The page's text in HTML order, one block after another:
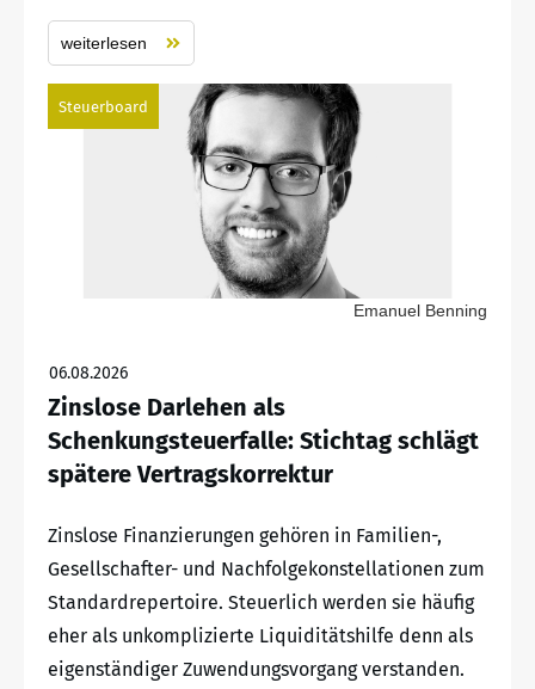
weiterlesen
Steuerboard
Emanuel Benning
06.08.2026
Zinslose Darlehen als
Schenkungsteuerfalle: Stichtag schlägt
spätere Vertragskorrektur
Zinslose Finanzierungen gehören in Familien-,
Gesellschafter- und Nachfolgekonstellationen zum
Standardrepertoire. Steuerlich werden sie häufig
eher als unkomplizierte Liquiditätshilfe denn als
eigenständiger Zuwendungsvorgang verstanden.